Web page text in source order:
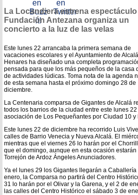
La Locandiera estrena
Fundación Antezana organiza un
concierto a la luz de las velas
Este lunes 22 arrancaba la primera semana de
vacaciones escolares y el Ayuntamiento de
Henares ha diseñado una completa
pensada para que los más pequeños de la casa
de actividades lúdicas. Toma nota de la agenda
de esta semana hasta el próximo domingo 28 de
diciembre.
La Centenaria comparsa de Gigantes de Alcalá
todos los barrios de la ciudad entre este lunes
asociación de Los Pequeñantes por Ciudad 10 y
Este lunes 22 de diciembre ha recorrido Luis
calles de Barrio Venecia y Nueva Alcalá. El
mientras que el viernes 26 lo harán por el
que el domingo, aunque en esta ocasión
Torrejón de Ardoz Ángeles Anunciadores.
Ya el lunes 29 los Gigantes llegarán a
enero, la Comparsa no partirá del Centro
31 lo harán por el Olivar y la Garena, y el 2 de
las calles del Centro Histórico el sábado 3 de